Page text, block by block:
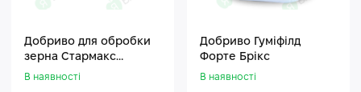
Добриво для обробки
зерна Стармакс
Гуміфос
В наявності
Добриво Гуміфілд
Форте Брікс
В наявності